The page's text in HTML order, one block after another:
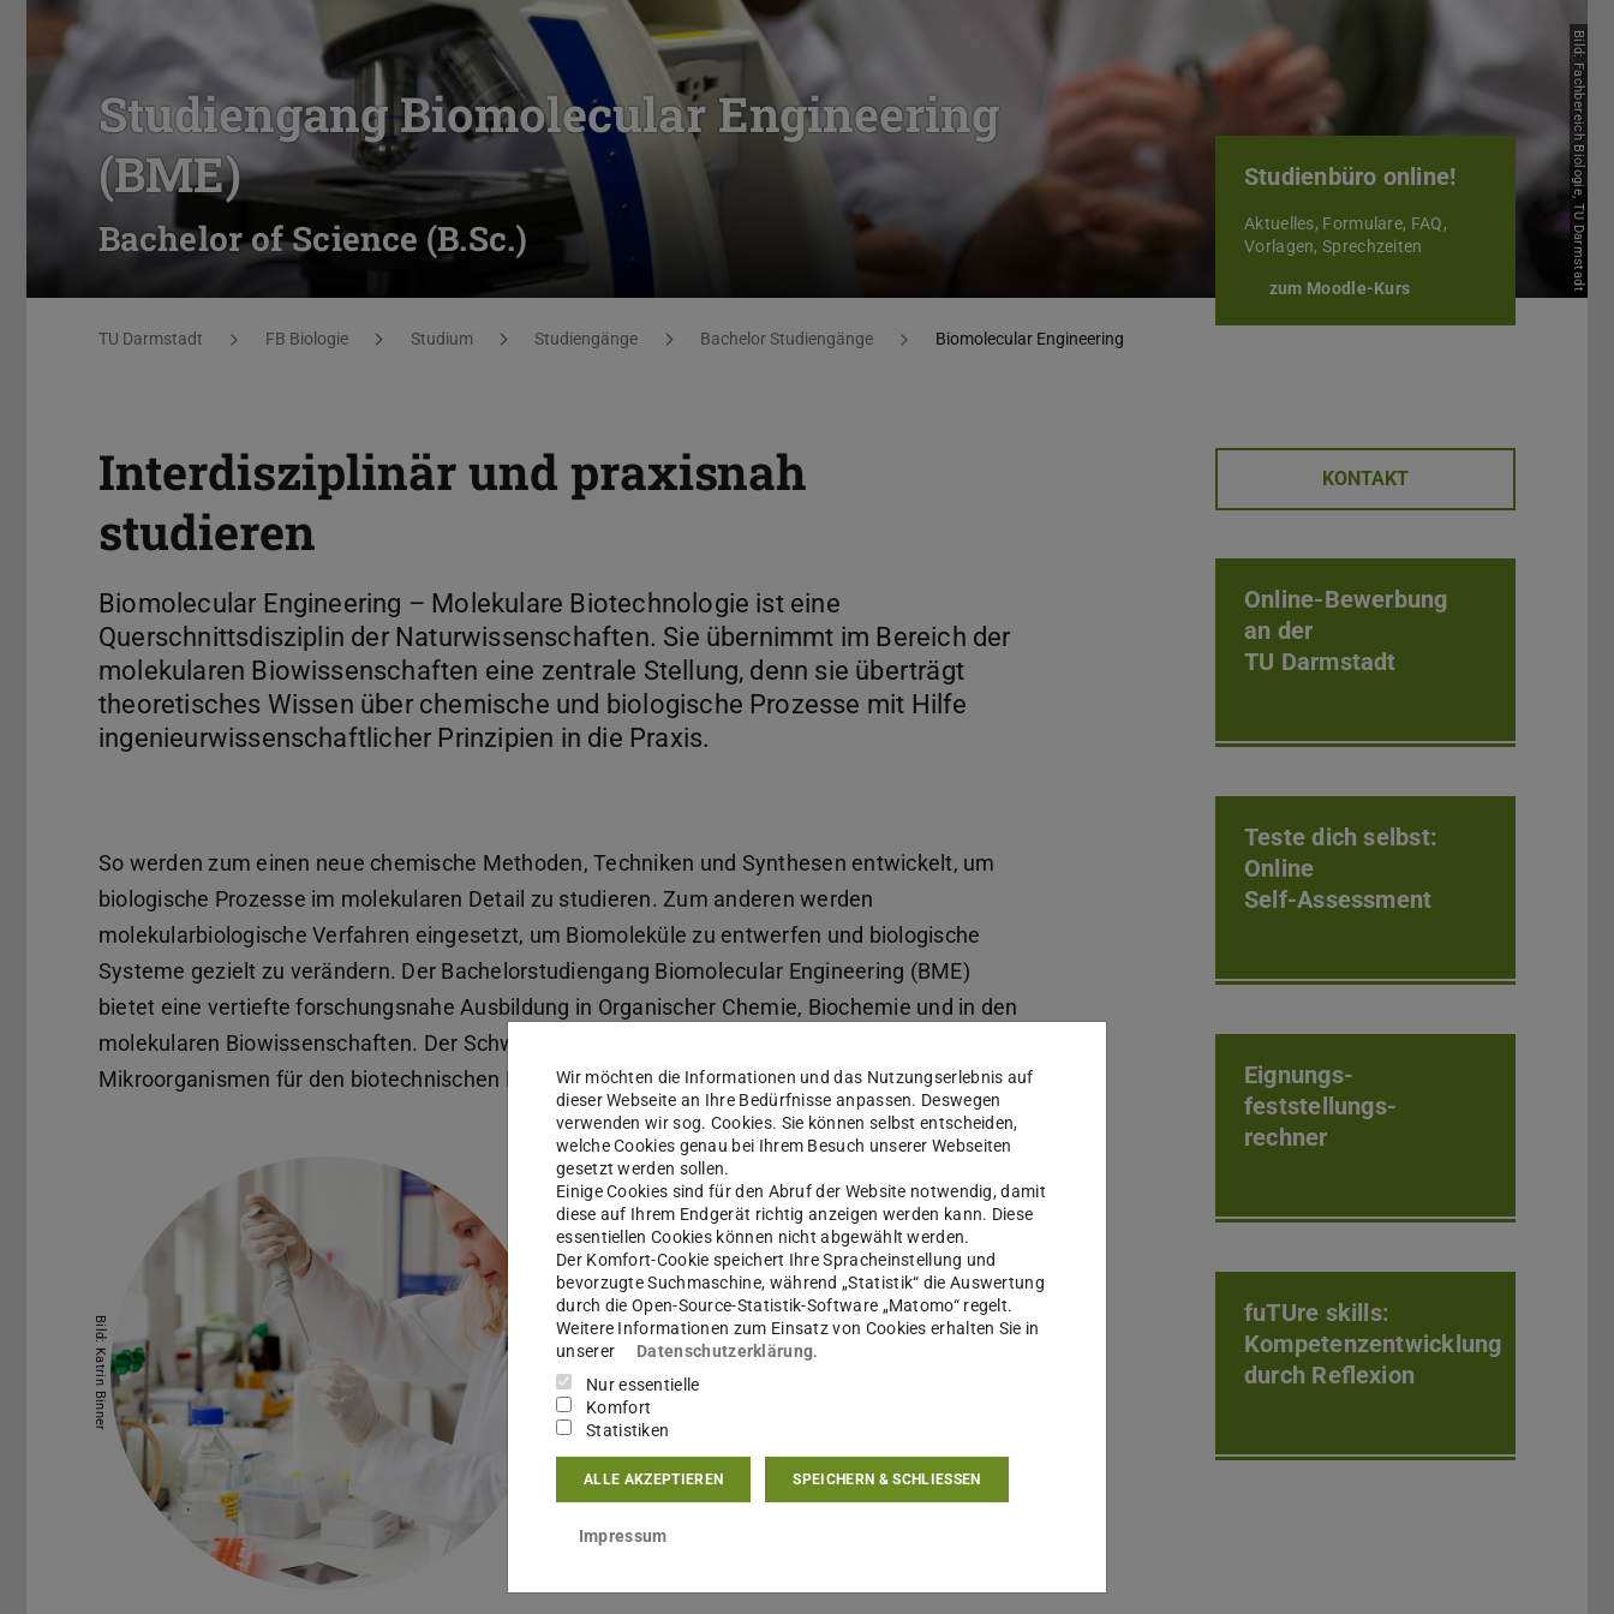
Studiengang Biomolecular Engineering
(BME)
Bachelor of Science (B.Sc.)
Studienbüro online!
Aktuelles, Formulare, FAQ,
Vorlagen, Sprechzeiten
zum Moodle-Kurs Bild: Fachbereich Biologie, TU Darmstadt
Sie befinden sich hier:
TU Darmstadt FB Biologie Studium Studiengänge Bachelor Studiengänge Biomolecular Engineering
Interdisziplinär und praxisnah
studieren
Biomolecular Engineering – Molekulare Biotechnologie ist eine
Querschnittsdisziplin der Naturwissenschaften. Sie übernimmt im Bereich der
molekularen Biowissenschaften eine zentrale Stellung, denn sie überträgt
theoretisches Wissen über chemische und biologische Prozesse mit Hilfe
ingenieurwissenschaftlicher Prinzipien in die Praxis.
So werden zum einen neue chemische Methoden, Techniken und Synthesen entwickelt, um
biologische Prozesse im molekularen Detail zu studieren. Zum anderen werden
molekularbiologische Verfahren eingesetzt, um Biomoleküle zu entwerfen und biologische
Systeme gezielt zu verändern. Der Bachelorstudiengang Biomolecular Engineering (BME)
bietet eine vertiefte forschungsnahe Ausbildung in Organischer Chemie, Biochemie und in den
molekularen Biowissenschaften. Der Schwerpunkt liegt auf dem Design von Molekülen und
Mikroorganismen für den biotechnischen Einsatz.
Bild: Katrin Binner
Ein Studiengang - zwei
Fachbereiche
Der Bachelorstudiengang ist ein
gemeinsames Angebot der
Fachbereiche Biologie und Chemie.
Mehr Informationen zum
Fachbereich Chemie findest du hier.
Mehr erfahren
KONTAKT
Online-Bewerbung
an der
TU Darmstadt
Teste dich selbst:
Online
Self-Assessment
Eignungs-
feststellungs-
rechner
fuTUre skills:
Kompetenzentwicklung
durch Reflexion
Wir möchten die Informationen und das Nutzungserlebnis auf
dieser Webseite an Ihre Bedürfnisse anpassen. Deswegen
verwenden wir sog. Cookies. Sie können selbst entscheiden,
welche Cookies genau bei Ihrem Besuch unserer Webseiten
gesetzt werden sollen.
Einige Cookies sind für den Abruf der Website notwendig, damit
diese auf Ihrem Endgerät richtig anzeigen werden kann. Diese
essentiellen Cookies können nicht abgewählt werden.
Der Komfort-Cookie speichert Ihre Spracheinstellung und
bevorzugte Suchmaschine, während „Statistik“ die Auswertung
durch die Open-Source-Statistik-Software „Matomo“ regelt.
Weitere Informationen zum Einsatz von Cookies erhalten Sie in
unserer
Datenschutzerklärung.
Nur essentielle
Komfort
Statistiken
ALLE AKZEPTIEREN SPEICHERN & SCHLIESSEN
Impressum